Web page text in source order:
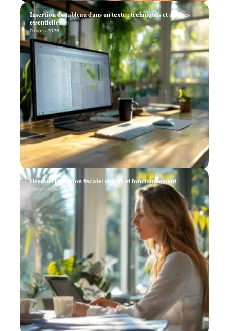
Insertion de tableau dans un texte : techniques et astuces
essentielles
11 mars 2026
Dématérialisation fiscale: enjeux et fonctionnement
11 mars 2026